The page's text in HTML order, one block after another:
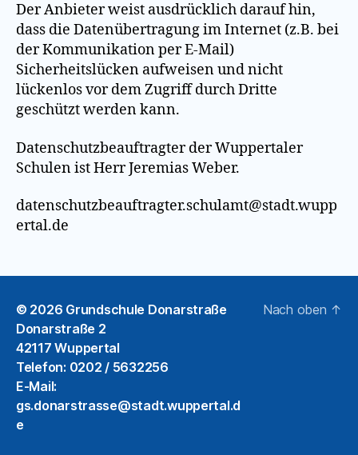
Der Anbieter weist ausdrücklich darauf hin,
dass die Datenübertragung im Internet (z.B. bei
der Kommunikation per E-Mail)
Sicherheitslücken aufweisen und nicht
lückenlos vor dem Zugriff durch Dritte
geschützt werden kann.
Datenschutzbeauftragter der Wuppertaler
Schulen ist Herr Jeremias Weber.
datenschutzbeauftragter.schulamt@stadt.wupp
ertal.de
© 2026 Grundschule Donarstraße
Donarstraße 2
42117 Wuppertal
Telefon: 0202 / 5632256
E-Mail:
gs.donarstrasse@stadt.wuppertal.d
e
Nach oben ↑